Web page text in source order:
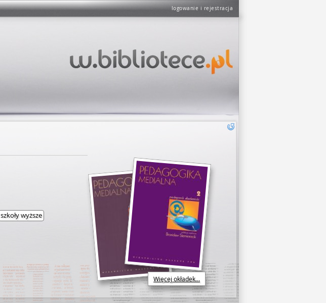
logowanie i rejestracja
Więcej okładek...
szkoły wyższe